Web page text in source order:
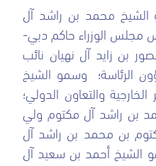
محمد بن راشد آل
مجلس الوزراء حاكم دبي-
بن زايد آل نهيان نائب
الرئاسة؛ وسمو الشيخ
والتعاون الدولي؛
بن راشد آل مكتوم ولي
بن محمد بن راشد آل
الشيخ أحمد بن سعيد آل